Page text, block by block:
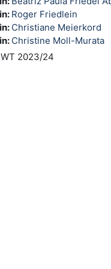
Roger Friedlein
Christiane Meierkord
Christine Moll-Murata
WT 2023/24